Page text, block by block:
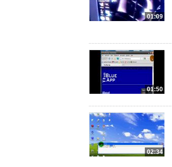
01:09
01:50
02:34